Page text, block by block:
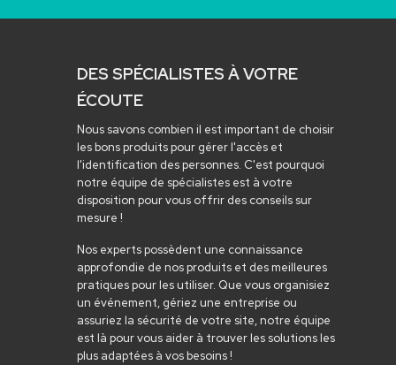
DES SPÉCIALISTES À VOTRE
ÉCOUTE
Nous savons combien il est important de choisir
les bons produits pour gérer l'accès et
l'identification des personnes. C'est pourquoi
notre équipe de spécialistes est à votre
disposition pour vous offrir des conseils sur
mesure !
Nos experts possèdent une connaissance
approfondie de nos produits et des meilleures
pratiques pour les utiliser. Que vous organisiez
un événement, gériez une entreprise ou
assuriez la sécurité de votre site, notre équipe
est là pour vous aider à trouver les solutions les
plus adaptées à vos besoins !